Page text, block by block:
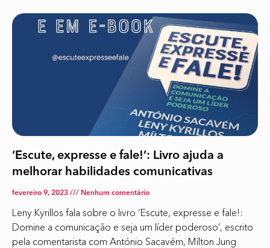
‘Escute, expresse e fale!’: Livro ajuda a
melhorar habilidades comunicativas
fevereiro 9, 2023 Nenhum comentário
Leny Kyrillos fala sobre o livro ‘Escute, expresse e fale!:
Domine a comunicação e seja um líder poderoso’, escrito
pela comentarista com António Sacavém, Mílton Jung